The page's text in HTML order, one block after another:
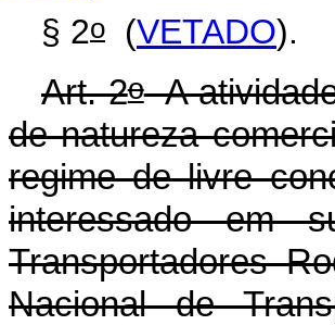
§ 2o (VETADO
Art. 2oA
denatureza
regime de livre
interessado em
Transportadores
Nacional de